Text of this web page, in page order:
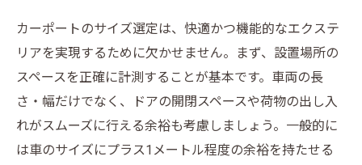
カーポートのサイズ選定は、快適かつ機能的なエクステ
リアを実現するために欠かせません。まず、設置場所の
スペースを正確に計測することが基本です。車両の長
さ・幅だけでなく、ドアの開閉スペースや荷物の出し入
れがスムーズに行える余裕も考慮しましょう。一般的に
は車のサイズにプラス1メートル程度の余裕を持たせる